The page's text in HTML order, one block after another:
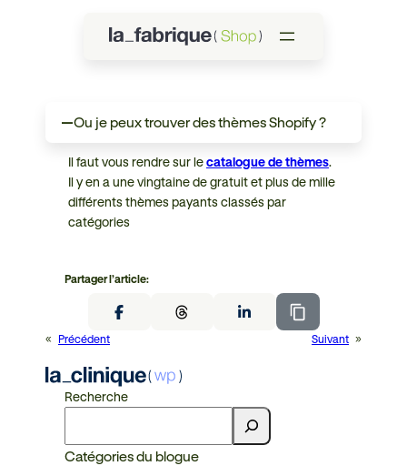
AOu je peux trouver des thèmes Shopify ?
Il faut vous rendre sur lecatalogue de thèmes.
Il y en a une vingtaine de gratuit et plus de mille
différents thèmes payants classés par
catégories
Partager l’article:
« Précédent Suivant »
Recherche
Catégories du blogue